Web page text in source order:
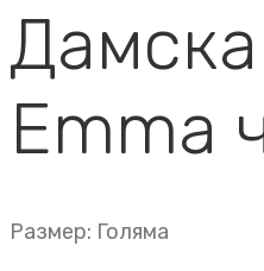
Emma
Размер: Голяма